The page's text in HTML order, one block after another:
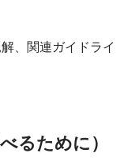
、関連ガイドライ
るために）